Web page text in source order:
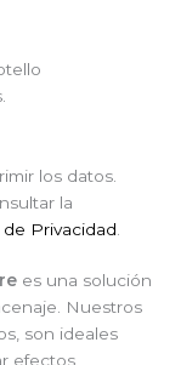
los datos.
la
de Privacidad
es una solución
Nuestros
son ideales
efectos